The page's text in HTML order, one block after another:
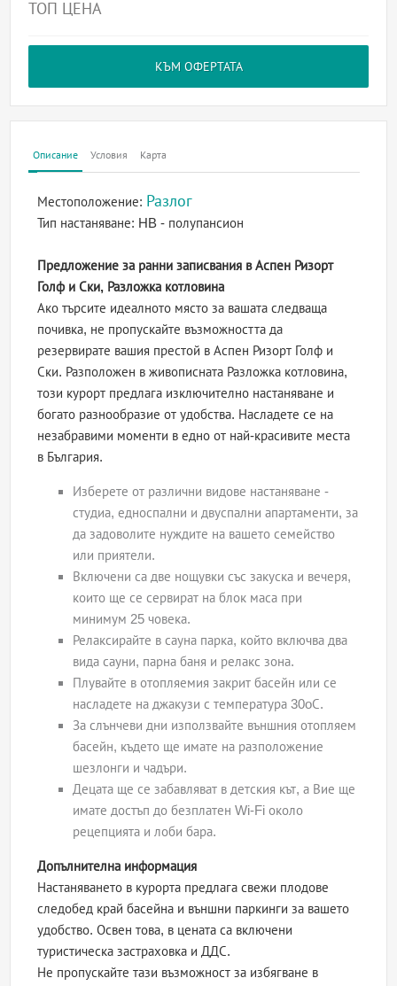
ТОП ЦЕНА
КЪМ ОФЕРТАТА
Описание Условия Карта
Местоположение: Разлог
Тип настаняване: HB - полупансион
Предложение за ранни записвания в Аспен Ризорт
Голф и Ски, Разложка котловина
Ако търсите идеалното място за вашата следваща
почивка, не пропускайте възможността да
резервирате вашия престой в Аспен Ризорт Голф и
Ски. Разположен в живописната Разложка котловина,
този курорт предлага изключително настаняване и
богато разнообразие от удобства. Насладете се на
незабравими моменти в едно от най-красивите места
в България.
Изберете от различни видове настаняване -
студиа, едноспални и двуспални апартаменти, за
да задоволите нуждите на вашето семейство
или приятели.
Включени са две нощувки със закуска и вечеря,
които ще се сервират на блок маса при
минимум 25 човека.
Релаксирайте в сауна парка, който включва два
вида сауни, парна баня и релакс зона.
Плувайте в отопляемия закрит басейн или се
насладете на джакузи с температура 30oС.
За слънчеви дни използвайте външния отопляем
басейн, където ще имате на разположение
шезлонги и чадъри.
Децата ще се забавляват в детския кът, а Вие ще
имате достъп до безплатен Wi-Fi около
рецепцията и лоби бара.
Допълнителна информация
Настаняването в курорта предлага свежи плодове
следобед край басейна и външни паркинги за вашето
удобство. Освен това, в цената са включени
туристическа застраховка и ДДС.
Не пропускайте тази възможност за избягване в